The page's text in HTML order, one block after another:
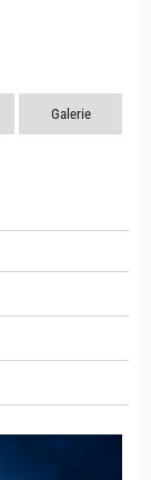
Galerie